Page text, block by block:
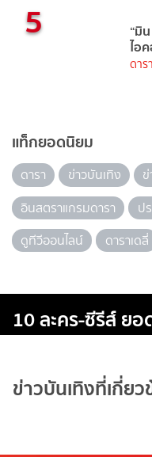
5 “มิ
ไอ
ดาร
แท็กยอดนิยม
ดารา ข่าวบันเทิง
อินสตราแกรมดารา
ป
ดูทีวีออนไลน์
ดาราเดลี่
10 ละคร-ซีรีส์ ย
ข่าวบันเทิงที่เกี่ย